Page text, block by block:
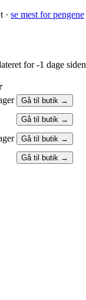
· se mest for pengene
for -1 dage siden
Gå til butik →
Gå til butik →
Gå til butik →
Gå til butik →